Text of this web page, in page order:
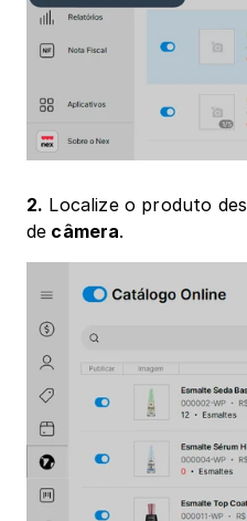
2. Localize o produto
de câmera.